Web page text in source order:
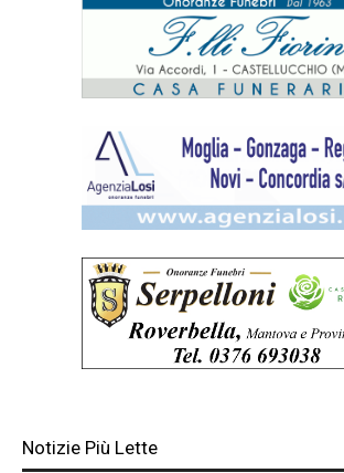
Notizie Più Lette